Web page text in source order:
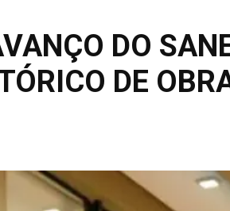
DO
DE